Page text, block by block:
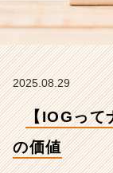
2025.08.29
【IOGっ
の価値